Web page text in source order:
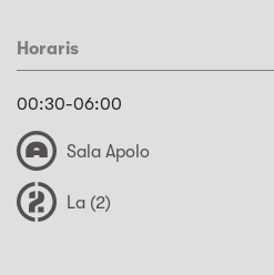
Horaris
00:30-06:00
Sala Apolo
La (2)